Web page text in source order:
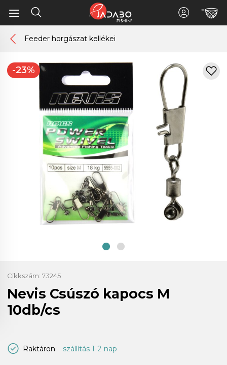
Feeder horgászat kellékei
-23%
Cikkszám: 73245
Nevis Csúszó kapocs M
10db/cs
Raktáron szállítás 1-2 nap